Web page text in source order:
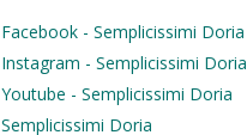
Facebook - Semplicissimi Doria
Instagram - Semplicissimi Doria
Youtube - Semplicissimi Doria
Semplicissimi Doria